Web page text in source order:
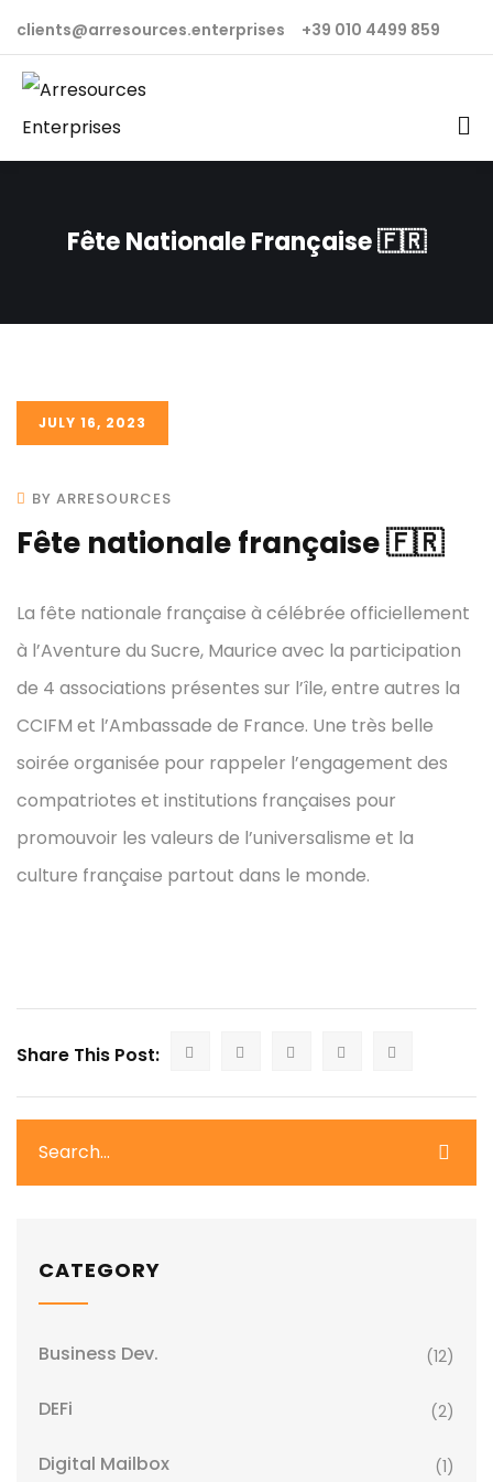
clients@arresources.enterprises +39 010 4499 859
Fête Nationale Française 🇫🇷
JULY 16, 2023
BY ARRESOURCES
Fête nationale française 🇫🇷
La fête nationale française à célébrée officiellement
à l’Aventure du Sucre, Maurice avec la participation
de 4 associations présentes sur l’île, entre autres la
CCIFM et l’Ambassade de France. Une très belle
soirée organisée pour rappeler l’engagement des
compatriotes et institutions françaises pour
promouvoir les valeurs de l’universalisme et la
culture française partout dans le monde.
Share This Post:
CATEGORY
Business Dev. (12)
DEFi (2)
Digital Mailbox (1)